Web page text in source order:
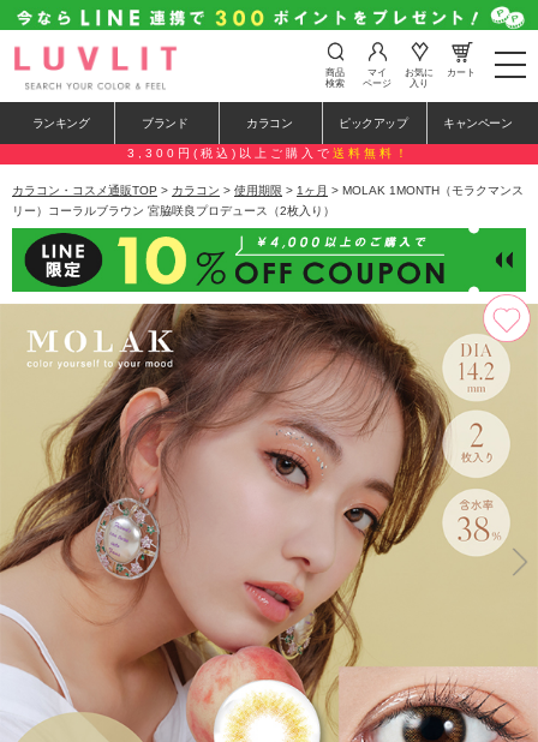
t
o
e
n
a
a
i
o
n
商品
検索
マイ
ページ
お気に
入り
カート
ランキング ブランド カラコン ピックアップ キャンペーン
3,300円(税込)以上ご購入で 送料無料！
カラコン・コスメ通販TOP > カラコン > 使用期限 > 1ヶ月 > MOLAK 1MONTH（モラクマンス
リー）コーラルブラウン 宮脇咲良プロデュース（2枚入り）